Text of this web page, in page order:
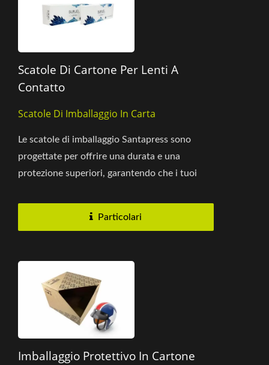
Scatole Di Cartone Per Lenti A
Contatto
Scatole Di Imballaggio In Carta
Le scatole di imballaggio Santapress sono
progettate per offrire una durata e una
protezione superiori, garantendo che i tuoi
Particolari
Imballaggio Protettivo In Cartone